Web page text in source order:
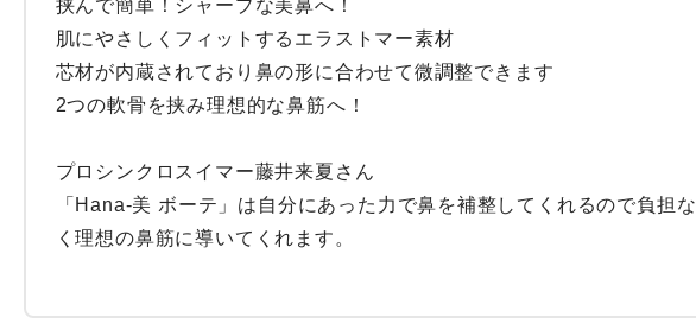
挟んで簡単！シャープな美鼻へ！
肌にやさしくフィットするエラストマー素材
芯材が内蔵されており鼻の形に合わせて微調整できます
2つの軟骨を挟み理想的な鼻筋へ！
プロシンクロスイマー藤井来夏さん
「Hana-美 ボーテ」は自分にあった力で鼻を補整してくれるので負担な
く理想の鼻筋に導いてくれます。